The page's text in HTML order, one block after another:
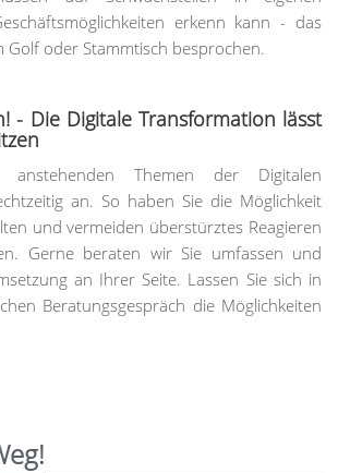
erkenn kann - das
Golf oder Stammtisch besprochen.
- Die Digitale Transformation lässt
Themen der Digitalen
an. So haben Sie die Möglichkeit
und vermeiden überstürztes Reagieren
Gerne beraten wir Sie umfassen und
an Ihrer Seite. Lassen Sie sich in
Beratungsgespräch die Möglichkeiten